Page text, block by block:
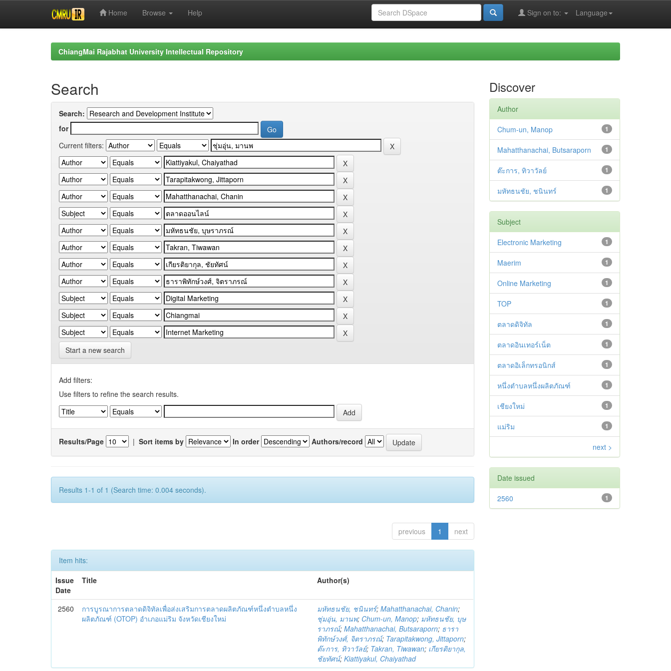
Home Browse Help Language
Sign on to:
ChiangMai Rajabhat University Intellectual Repository
Search
Search:
for
Current filters:
Start a new search
Add filters:
Use filters to refine the search results.
Results/Page | Sort items by In order Authors/record
Results 1-1 of 1 (Search time: 0.004 seconds).
previous 1 next
Item hits:
Issue
Date
Title Author(s)
2560
การบูรณาการตลาดดิจิทัลเพื่อส่งเสริมการตลาดผลิตภัณฑ์หนึ่งตำบลหนึ่ง
ผลิตภัณฑ์ (OTOP) อำเภอแม่ริม จังหวัดเชียงใหม่
มหัทธนชัย, ชนินทร์;Mahatthanachai, Chanin;
ชุ่มอุ่น, มานพ; Chum-un, Manop; มหัทธนชัย, บุษ
ราภรณ์;Mahatthanachai, Butsaraporn; ธารา
พิทักษ์วงศ์, จิตราภรณ์; Tarapitakwong, Jittaporn;
ต๊ะการ, ทิวาวัลย์; Takran, Tiwawan; เกียรติยากุล,
ชัยทัศน์;Kiattiyakul, Chaiyathad
Discover
Author
1
Chum-un, Manop
1
Mahatthanachai, Butsaraporn
1
ต๊ะการ, ทิวาวัลย์
1
มหัทธนชัย, ชนินทร์
Subject
1
Electronic Marketing
1
Maerim
1
Online Marketing
1
TOP
1
ตลาดดิจิทัล
1
ตลาดอินเทอร์เน็ต
1
ตลาดอิเล็กทรอนิกส์
1
หนึ่งตำบลหนึ่งผลิตภัณฑ์
1
เชียงใหม่
1
แม่ริม
next >
Date issued
1
2560